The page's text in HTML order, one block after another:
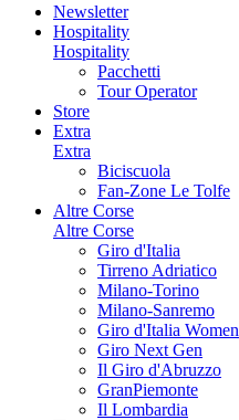
Newsletter
Hospitality
Hospitality
Pacchetti
Tour Operator
Store
Extra
Extra
Biciscuola
Fan-Zone Le Tolfe
Altre Corse
Altre Corse
Giro d'Italia
Tirreno Adriatico
Milano-Torino
Milano-Sanremo
Giro d'Italia Women
Giro Next Gen
Il Giro d'Abruzzo
GranPiemonte
Il Lombardia